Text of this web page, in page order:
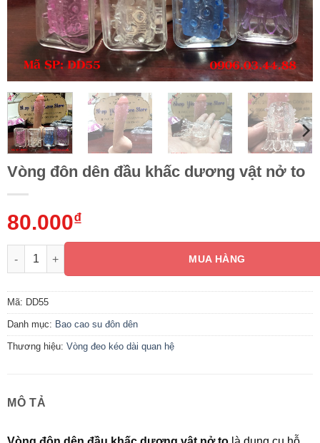
Vòng đôn dên đầu khấc dương vật nở to
80.000₫
Vòng đôn dên đầu khấc dương vật nở to số lượng
MUA HÀNG
Mã: DD55
Danh mục: Bao cao su đôn dên
Thương hiệu: Vòng đeo kéo dài quan hệ
MÔ TẢ